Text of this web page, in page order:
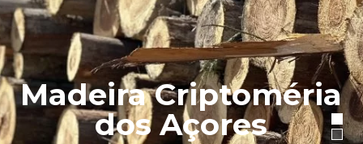
Madeira Criptoméria
dos Açores